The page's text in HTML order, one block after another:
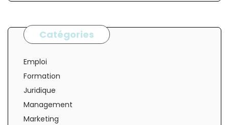
Catégories
Emploi
Formation
Juridique
Management
Marketing